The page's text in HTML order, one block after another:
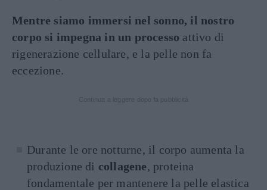
Mentre siamo immersi nel sonno, il nostro
corpo si impegna in un processo attivo di
rigenerazione cellulare, e la pelle non fa
eccezione.
Durante le ore notturne, il corpo aumenta la
produzione di collagene, proteina
fondamentale per mantenere la pelle elastica